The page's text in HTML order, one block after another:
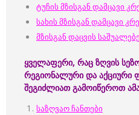
ტუჩის მზისგან დამცავი
სახის მზისგან დამცავი
მზისგან დაცვის
ყველაფერი, რაც ზღვის
რეგიონალური და აქციური
შეგიძლიათ გამოიწეროთ
საზღვაო ჩანთები